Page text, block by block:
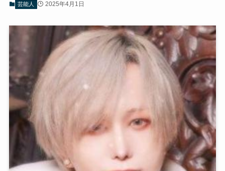
芸能人 2025年4月1日